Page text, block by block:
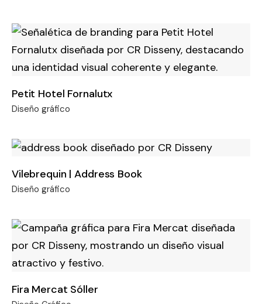
Petit Hotel Fornalutx
Diseño gráfico
Vilebrequin | Address Book
Diseño gráfico
Fira Mercat Sóller